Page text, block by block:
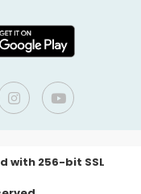
with 256-bit SSL